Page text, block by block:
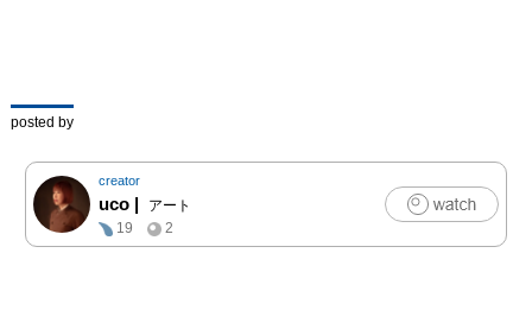
チョコを食べると恋をし
ている時と同じ成分が出
るらしい。
不思議がいっぱい
やっぱり魅惑のチョコレ
ート。
posted by
creator
uco |
アート
19
2